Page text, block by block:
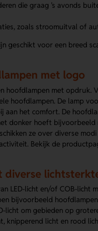
die graag 's avonds
zoals stroomuitval of
geschikt voor een breed
met logo
hoofdlampen met opdruk.
hoofdlampen. De lamp
het comfort. De
donker hoeft
ze over diverse
Bekijk de
diverse
LED-licht en/of COB-
bijvoorbeeld
licht om gebieden op
knipperend licht en rood